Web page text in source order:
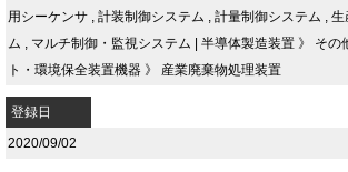
用シーケンサ , 計装制御システム , 計量制御システム , 生
ム , マルチ制御・監視システム 半導体製造装置 》 その
ト・環境保全装置機器 》 産業廃棄物処理装置
登録日
2020/09/02